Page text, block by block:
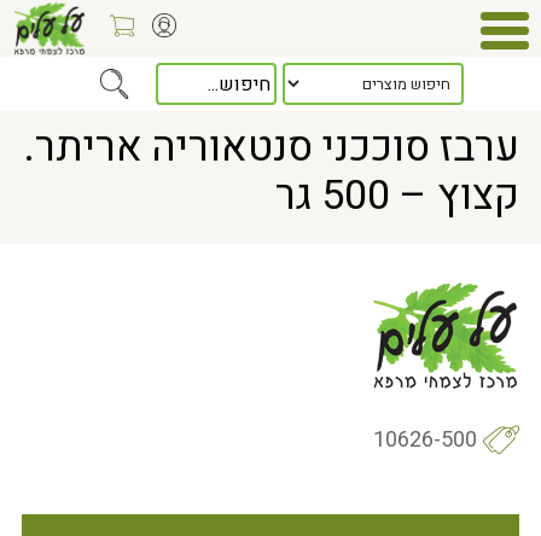
> ערבז סוככני סנטאוריה אריתר. קצוץ – 500 גר
ערבז סוככני סנטאוריה אריתר.
קצוץ – 500 גר
10626-500